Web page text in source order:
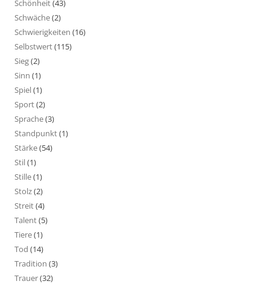
Schönheit(43)
Schwäche(2)
Schwierigkeiten (16)
Selbstwert(115)
Sieg(2)
Sinn (1)
Spiel(1)
Sport(2)
Sprache(3)
Standpunkt(1)
Stärke(54)
Stil(1)
Stille(1)
Stolz(2)
Streit(4)
Talent(5)
Tiere(1)
Tod (14)
Tradition (3)
Trauer(32)